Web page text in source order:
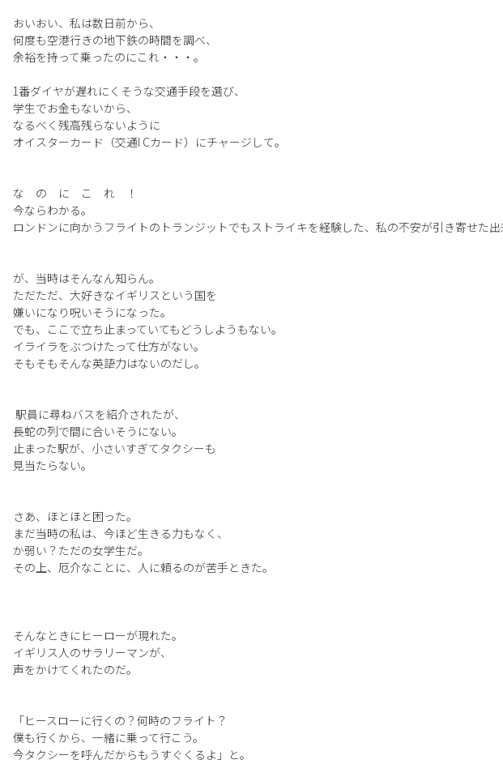
おいおい、私は数日前から、
何度も空港行きの地下鉄の時間を調べ、
余裕を持って乗ったのにこれ・・・。
1番ダイヤが遅れにくそうな交通手段を選び、
学生でお金もないから、
なるべく残高残らないように
オイスターカード（交通I Cカード）にチャージして。
な の に こ れ ！
今ならわかる。
ロンドンに向かうフライトのトランジットでもストライキを経験した、私の不安が引き寄せた出
が、当時はそんなん知らん。
ただただ、大好きなイギリスという国を
嫌いになり呪いそうになった。
でも、ここで立ち止まっていてもどうしようもない。
イライラをぶつけたって仕方がない。
そもそもそんな英語力はないのだし。
駅員に尋ねバスを紹介されたが、
長蛇の列で間に合いそうにない。
止まった駅が、小さいすぎてタクシーも
見当たらない。
さあ、ほとほと困った。
まだ当時の私は、今ほど生きる力もなく、
か弱い？ただの女学生だ。
その上、厄介なことに、人に頼るのが苦手ときた。
そんなときにヒーローが現れた。
イギリス人のサラリーマンが、
声をかけてくれたのだ。
「ヒースローに行くの？何時のフライト？
僕も行くから、一緒に乗って行こう。
今タクシーを呼んだからもうすぐくるよ」と。